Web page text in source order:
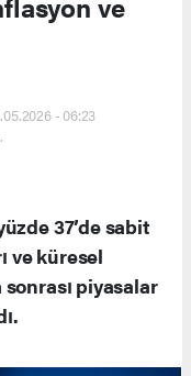
- 06:23
37’de sabit
ve küresel
piyasalar